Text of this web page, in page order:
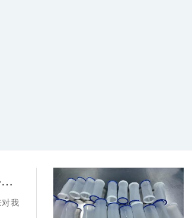
关于消毒型医用超声耦合剂外包装装箱方式变更的通知-武汉耦合医学
我